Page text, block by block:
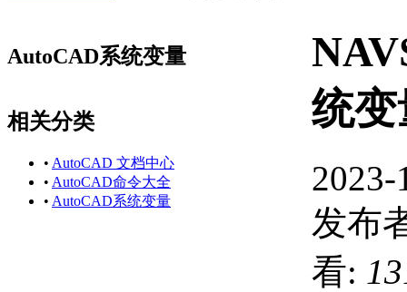
AutoCAD系统变量
相关分类
• AutoCAD 文档中心
• AutoCAD命令大全
• AutoCAD系统变量
统
2023-
发布
看: